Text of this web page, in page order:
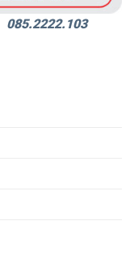
085.2222.103